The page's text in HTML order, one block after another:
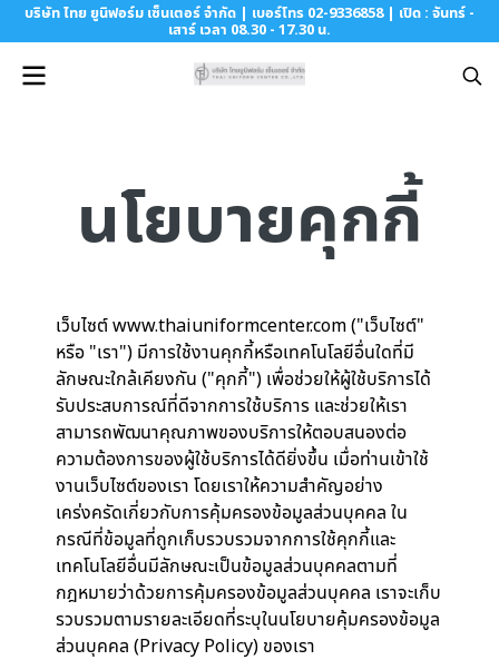
บริษัท ไทย ยูนิฟอร์ม เซ็นเตอร์ จำกัด | เบอร์โทร 02-9336858 | เปิด : จันทร์ -
เสาร์ เวลา 08.30 - 17.30 น.
นโยบายคุกกี้
เว็บไซต์ www.thaiuniformcenter.com ("เว็บไซต์"
หรือ "เรา") มีการใช้งานคุกกี้หรือเทคโนโลยีอื่นใดที่มี
ลักษณะใกล้เคียงกัน ("คุกกี้") เพื่อช่วยให้ผู้ใช้บริการได้
รับประสบการณ์ที่ดีจากการใช้บริการ และช่วยให้เรา
สามารถพัฒนาคุณภาพของบริการให้ตอบสนองต่อ
ความต้องการของผู้ใช้บริการได้ดียิ่งขึ้น เมื่อท่านเข้าใช้
งานเว็บไซต์ของเรา โดยเราให้ความสำคัญอย่าง
เคร่งครัดเกี่ยวกับการคุ้มครองข้อมูลส่วนบุคคล ใน
กรณีที่ข้อมูลที่ถูกเก็บรวบรวมจากการใช้คุกกี้และ
เทคโนโลยีอื่นมีลักษณะเป็นข้อมูลส่วนบุคคลตามที่
กฎหมายว่าด้วยการคุ้มครองข้อมูลส่วนบุคคล เราจะเก็บ
รวบรวมตามรายละเอียดที่ระบุในนโยบายคุ้มครองข้อมูล
ส่วนบุคคล (Privacy Policy) ของเรา